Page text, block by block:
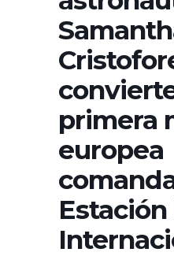
primera
europea